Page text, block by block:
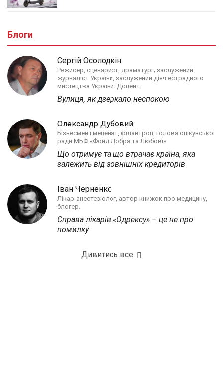
Блоги
Сергій Осолодкін
Режисер, сценарист, драматург; заслужений
журналіст України, заслужений діяч естрадного
мистецтва України. Доцент.
Вулиця, як дзеркало неспокою
Олександр Дубовий
Бізнесмен і меценат, філантроп, голова опікунської
ради МБФ «Фонд Добра та Любові»
Що отримує та що втрачає країна, яка
залежить від зовнішніх кредиторів
Іван Черненко
Лікар-анестезіолог, автор книжок про медицину,
блогер.
Справа лікарів «Одрексу» – це не про
помилку
Дивитись все